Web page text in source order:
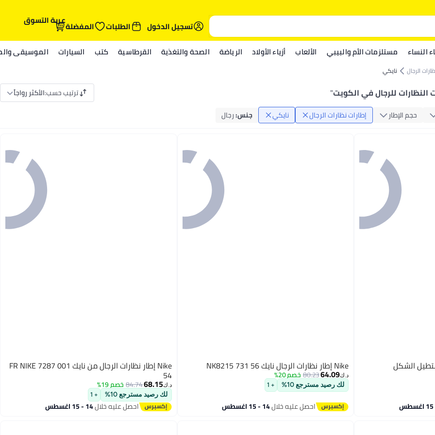
تسجيل الدخول
الطلبات المفضلةعربة التسوق
النساء مستلزمات الأم والبيبي الألعاب أزياء الأولاد الرياضة الصحة والتغذية القرطاسية كتب السيارات الموسيقى
الرجال نايكي
النظارات للرجال في الكويت" ترتيب حسب:الأكثر رواجاً
حجم الإطار إطارات نظارات الرجال نايكي جنس:رجال
الشكل Nike إطار نظارات الرجال نايك NK8215 731 56
د.ك‏64.09
80.23خصم 20%
لك رصيد مسترجع 10% + 1
احصل عليه خلال14 - 15 اغسطس
Nike إطار نظارات الرجال من نايك FR NIKE 7287 001
54
د.ك‏68.15
84.74خصم 19%
لك رصيد مسترجع 10% + 1
احصل عليه خلال14 - 15 اغسطس